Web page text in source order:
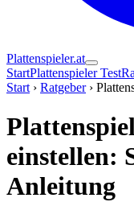
Plattenspieler.at
StartPlattenspieler Test
Start › Ratgeber ›
einstellen:
Anleitung